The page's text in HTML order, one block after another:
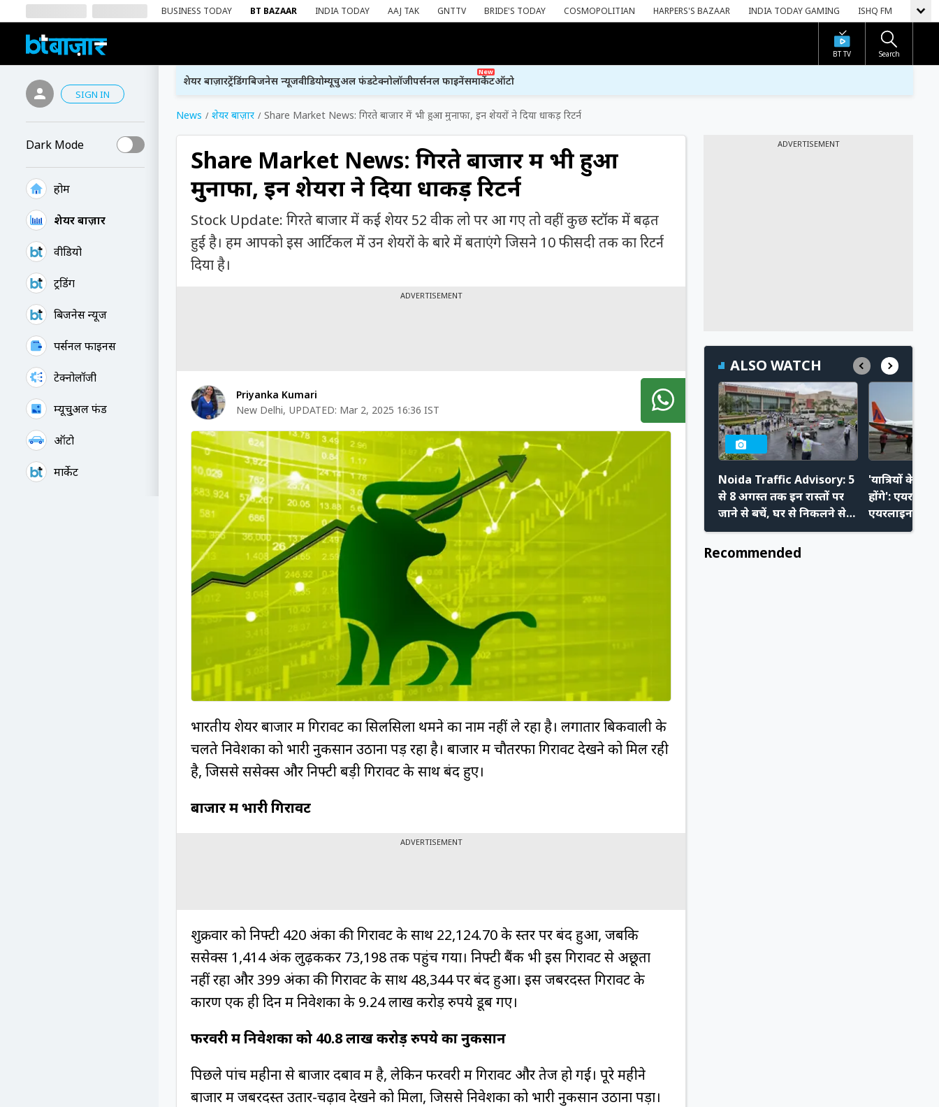
BUSINESS TODAY BT BAZAAR INDIA TODAY AAJ TAK GNTTV BRIDE'S TODAY COSMOPOLITIAN HARPERS'S BAZAAR INDIA TODAY GAMING ISHQ FM
BT TV Search
SIGN IN
Dark Mode
होम
शेयर बाज़ार
वीडियो
ट्रेंडिंग
बिजनेस न्यूज
पर्सनल फाइनेंस
टेक्नोलॉजी
म्यूचु्अल फंड
ऑटो
मार्केट
शेयर बाज़ारट्रेंडिंगबिजनेस न्यूजवीडियोम्यूचुअल फंडटेक्नोलॉजीपर्सनल फाइनेंस
New
मार्केटऑटो
News शेयर बाज़ार Share Market News: गिरते बाजार में भी हुआ मुनाफा, इन शेयरों ने दिया धाकड़ रिटर्न
Share Market News: गिरते बाजार में भी हुआ
मुनाफा, इन शेयरों ने दिया धाकड़ रिटर्न
Stock Update: गिरते बाजार में कई शेयर 52 वीक लो पर आ गए तो वहीं कुछ स्टॉक में बढ़त
हुई है। हम आपको इस आर्टिकल में उन शेयरों के बारे में बताएंगे जिसने 10 फीसदी तक का रिटर्न
दिया है।
ADVERTISEMENT
Priyanka Kumari
New Delhi, UPDATED: Mar 2, 2025 16:36 IST
भारतीय शेयर बाजार में गिरावट का सिलसिला थमने का नाम नहीं ले रहा है। लगातार बिकवाली के
चलते निवेशकों को भारी नुकसान उठाना पड़ रहा है। बाजार में चौतरफा गिरावट देखने को मिल रही
है, जिससे सेंसेक्स और निफ्टी बड़ी गिरावट के साथ बंद हुए।
बाजार में भारी गिरावट
ADVERTISEMENT
शुक्रवार को निफ्टी 420 अंकों की गिरावट के साथ 22,124.70 के स्तर पर बंद हुआ, जबकि
सेंसेक्स 1,414 अंक लुढ़ककर 73,198 तक पहुंच गया। निफ्टी बैंक भी इस गिरावट से अछूता
नहीं रहा और 399 अंकों की गिरावट के साथ 48,344 पर बंद हुआ। इस जबरदस्त गिरावट के
कारण एक ही दिन में निवेशकों के 9.24 लाख करोड़ रुपये डूब गए।
फरवरी में निवेशकों को 40.8 लाख करोड़ रुपये का नुकसान
पिछले पांच महीनों से बाजार दबाव में है, लेकिन फरवरी में गिरावट और तेज हो गई। पूरे महीने
बाजार में जबरदस्त उतार-चढ़ाव देखने को मिला, जिससे निवेशकों को भारी नुकसान उठाना पड़ा।
ADVERTISEMENT
ALSO WATCH
Noida Traffic Advisory: 5
से 8 अगस्त तक इन रास्तों पर
जाने से बचें, घर से निकलने से
पहले चेक करें ट्रैफिक
एडवाइजरी
'यात्रियों के
होंगे': एयरपोर्ट
एयरलाइन
बोले Akasa
Recommended